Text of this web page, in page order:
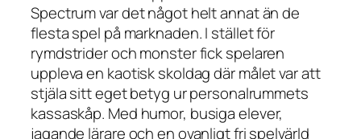
Spectrum var det något helt annat än de
flesta spel på marknaden. I stället för
rymdstrider och monster fick spelaren
uppleva en kaotisk skoldag där målet var att
stjäla sitt eget betyg ur personalrummets
kassaskåp. Med humor, busiga elever,
jagande lärare och en ovanligt fri spelvärld